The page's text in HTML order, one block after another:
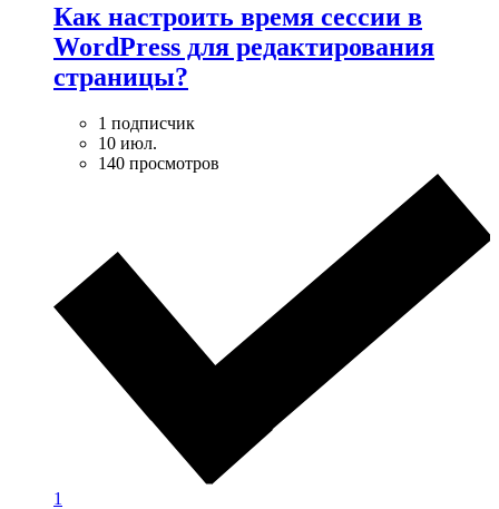
Как настроить время сессии в
WordPress для редактирования
страницы?
1 подписчик
10 июл.
140 просмотров
1